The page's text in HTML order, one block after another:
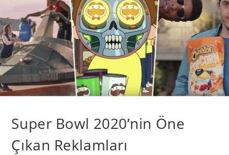
Super Bowl 2020’nin Öne
Çıkan Reklamları